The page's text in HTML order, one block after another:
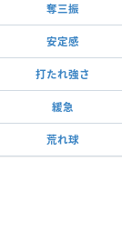
奪三振
安定感
打たれ強さ
緩急
荒れ球